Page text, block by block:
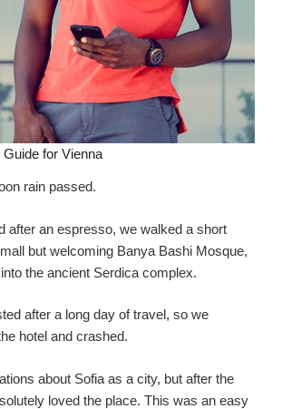
Guide for Vienna
rain passed.
after an espresso, we walked a short
but welcoming Banya Bashi Mosque,
the ancient Serdica complex.
after a long day of travel, so we
hotel and crashed.
about Sofia as a city, but after the
loved the place. This was an easy